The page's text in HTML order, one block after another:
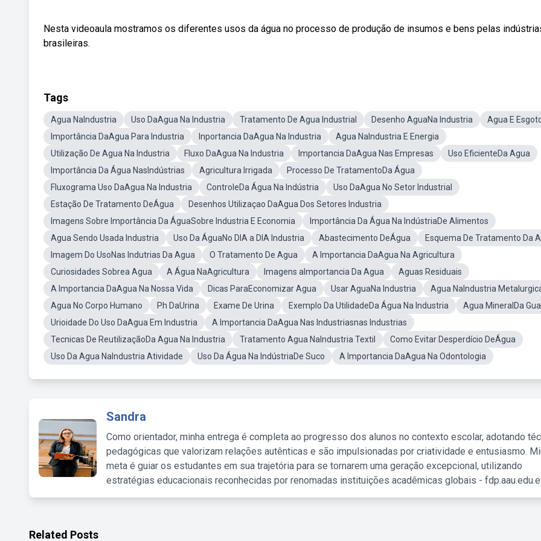
Nesta videoaula mostramos os diferentes usos da água no processo de produção de insumos e bens pelas
brasileiras.
Tags
Agua NaIndustria Uso DaAgua Na Industria Tratamento De Agua Industrial Desenho AguaNa Industria
Agua E
Importância DaAgua Para Industria
Inportancia DaAgua Na Industria
Agua NaIndustria E Energia
Utilização De Agua Na Industria
Fluxo DaAgua Na Industria Importancia DaAgua Nas Empresas
Uso EficienteDa Agua
Importância Da Água NasIndústrias
Agricultura Irrigada
Processo De TratamentoDa Água
Fluxograma Uso DaAgua Na Industria
ControleDa Água Na Indústria
Uso DaAgua No Setor Industrial
Estação De Tratamento DeÁgua
Desenhos Utilizaçao DaAgua Dos Setores Industria
Imagens Sobre Importância Da ÁguaSobre Industria E Economia
Importância Da Água Na IndústriaDe Alimentos
Agua Sendo Usada Industria
Uso Da ÁguaNo DIA a DIA Industria Abastecimento DeÁgua
Esquema De Tratamento Da
Imagem Do UsoNas Indutrias Da Agua
O Tratamento De Agua
A Importancia DaAgua Na Agricultura
Curiosidades Sobrea Agua
A Água NaAgricultura Imagens aImportancia Da Agua
Aguas Residuais
A Importancia DaAgua Na Nossa Vida
Dicas ParaEconomizar Agua Usar AguaNa Industria
Agua NaIndustria
Agua No Corpo Humano
Ph DaUrina Exame De Urina Exemplo Da UtilidadeDa Água Na Industria
Agua MineralDa
Urioidade Do Uso DaAgua Em Industria
A Importancia DaAgua Nas Industriasnas Industrias
Tecnicas De ReutilizaçãoDa Agua Na Industria
Tratamento Agua NaIndustria Textil
Como Evitar Desperdício DeÁgua
Uso Da Agua NaIndustria Atividade
Uso Da Água Na IndústriaDe Suco A Importancia DaAgua Na Odontologia
Sandra
Como orientador, minha entrega é completa ao progresso dos alunos no contexto escolar, adotando
pedagógicas que valorizam relações autênticas e são impulsionadas por criatividade e entusiasmo.
meta é guiar os estudantes em sua trajetória para se tornarem uma geração excepcional, utilizando
estratégias educacionais reconhecidas por renomadas instituições acadêmicas globais -
Related Posts